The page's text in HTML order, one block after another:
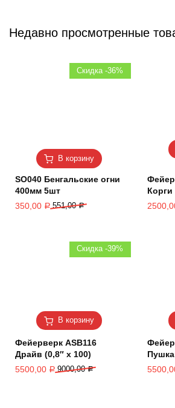
Недавно просмотренные
В корзину
Скидка -36%
SO040 Бенгальские огни
400мм 5шт
551,00Р
350,00 Р
Корги
В корзину
Скидка -39%
Фейерверк ASB116
Драйв (0,8″ х 100)
9000,00Р
5500,00 Р
Пушка